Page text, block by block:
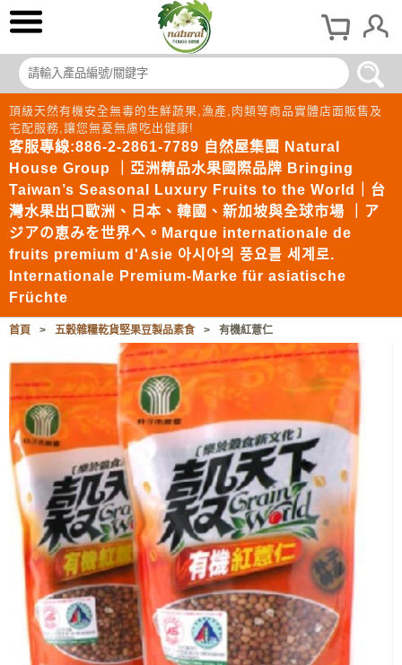
頂級天然有機安全無毒的生鮮蔬果,漁產,肉類等商品實體店面販售及
宅配服務,讓您無憂無慮吃出健康!
客服專線:886-2-2861-7789 自然屋集團 Natural
House Group ｜亞洲精品水果國際品牌 Bringing
Taiwan’s Seasonal Luxury Fruits to the World｜台
灣水果出口歐洲、日本、韓國、新加坡與全球市場 ｜ア
ジアの恵みを世界へ。Marque internationale de
fruits premium d'Asie 아시아의 풍요를 세계로.
Internationale Premium-Marke für asiatische
Früchte
首頁 > 五穀雜糧乾貨堅果豆製品素食 > 有機紅薏仁